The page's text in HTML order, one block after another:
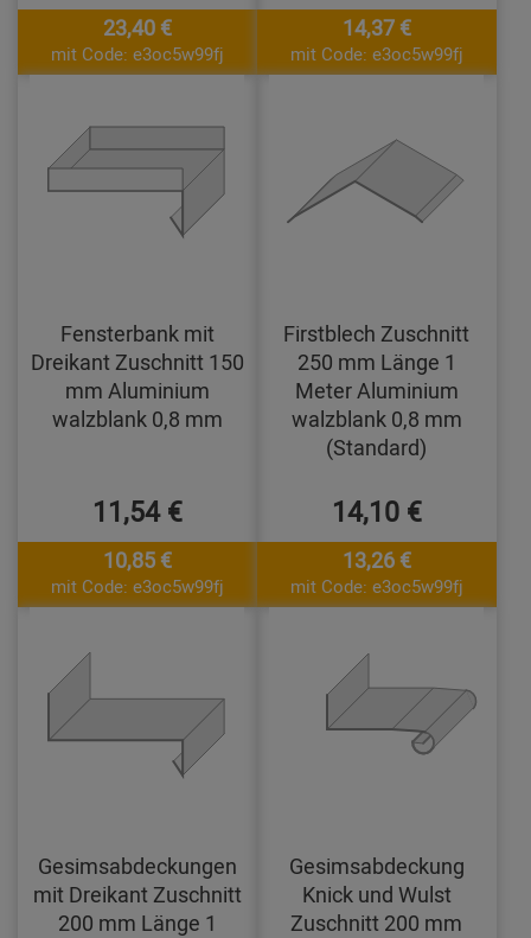
23,40 €
mit Code: e3oc5w99fj
14,37 €
mit Code: e3oc5w99fj
Fensterbank mit
Dreikant Zuschnitt 150
mm Aluminium
walzblank 0,8 mm
11,54 €
10,85 €
mit Code: e3oc5w99fj
Firstblech Zuschnitt
250 mm Länge 1
Meter Aluminium
walzblank 0,8 mm
(Standard)
14,10 €
13,26 €
mit Code: e3oc5w99fj
Gesimsabdeckungen
mit Dreikant Zuschnitt
200 mm Länge 1
Gesimsabdeckung
Knick und Wulst
Zuschnitt 200 mm